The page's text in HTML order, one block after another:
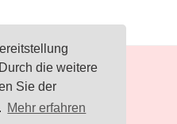
die weitere
Sie der
Mehr erfahren